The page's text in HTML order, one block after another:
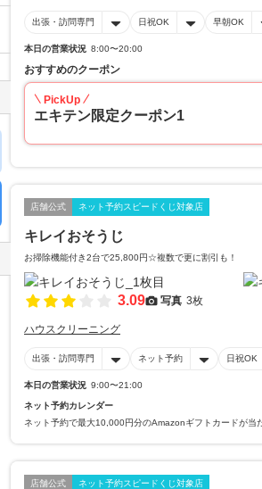
出張・訪問専門 日祝OK 早朝OK
本日の営業状況 8:00〜20:00
おすすめのクーポン
PickUp
エキテン限定クーポン1
店舗公式 ネット予約スピードくじ対象店
キレイおそうじ
お掃除機能付き2台で25,800円☆複数で更に割引も！
3.09 写真 3枚
ハウスクリーニング
出張・訪問専門 ネット予約 日祝OK
本日の営業状況 9:00〜21:00
ネット予約カレンダー
ネット予約で最大10,000円分のAmazonギフトカードが当
店舗公式 ネット予約スピードくじ対象店